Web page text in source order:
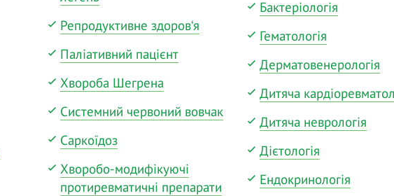
Репродуктивне здоров‘я
Паліативний пацієнт
Хвороба Шегрена
Системний червоний вовчак
Саркоїдоз
Хворобо-модифікуючі
протиревматичні препарати
Бактеріологія
Гематологія
Дерматовенерологія
Дитяча
Дитяча неврологія
Дієтологія
Ендокринологія